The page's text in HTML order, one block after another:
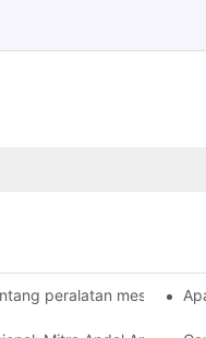
peralatan mesin